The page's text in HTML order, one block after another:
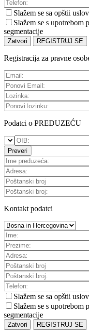
Slažem se sa opštii
Slažem se s upotrebom
segmentacije
Zatvori REGISTRUJ SE
Registracija za pravne
Podatci o PREDUZEĆU
Preveri
Kontakt podatci
Slažem se sa opštii
Slažem se s upotrebom
segmentacije
Zatvori REGISTRUJ SE